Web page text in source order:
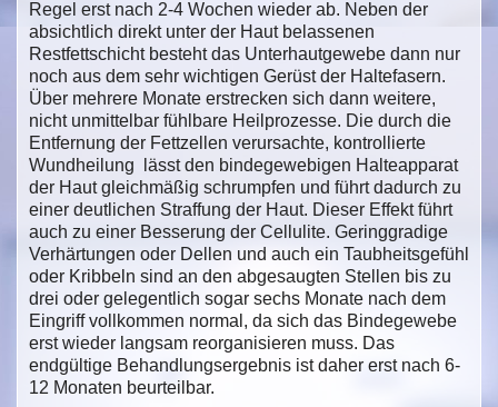
Regel erst nach 2-4 Wochen wieder ab. Neben der
absichtlich direkt unter der Haut belassenen
Restfettschicht besteht das Unterhautgewebe dann nur
noch aus dem sehr wichtigen Gerüst der Haltefasern.
Über mehrere Monate erstrecken sich dann weitere,
nicht unmittelbar fühlbare Heilprozesse. Die durch die
Entfernung der Fettzellen verursachte, kontrollierte
Wundheilung lässt den bindegewebigen Halteapparat
der Haut gleichmäßig schrumpfen und führt dadurch zu
einer deutlichen Straffung der Haut. Dieser Effekt führt
auch zu einer Besserung der Cellulite. Geringgradige
Verhärtungen oder Dellen und auch ein Taubheitsgefühl
oder Kribbeln sind an den abgesaugten Stellen bis zu
drei oder gelegentlich sogar sechs Monate nach dem
Eingriff vollkommen normal, da sich das Bindegewebe
erst wieder langsam reorganisieren muss. Das
endgültige Behandlungsergebnis ist daher erst nach 6-
12 Monaten beurteilbar.